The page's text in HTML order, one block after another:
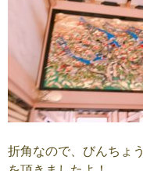
折角なので、びんちょ